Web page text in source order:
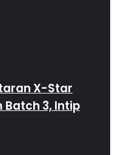
X-Star
Batch 3, Intip